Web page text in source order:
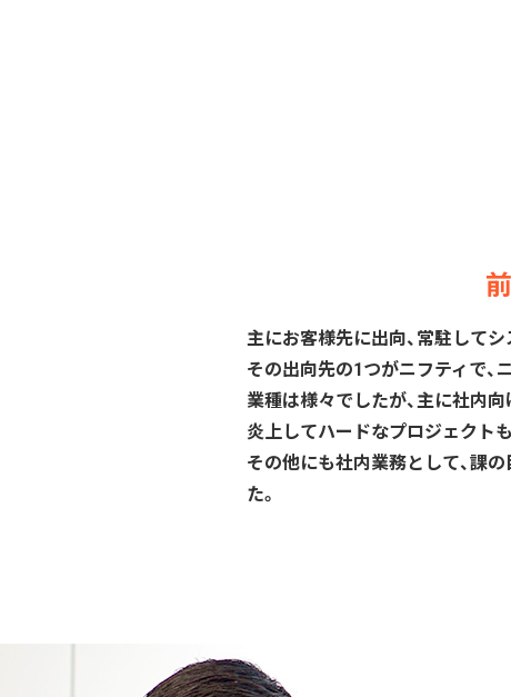
主にお客様先に出向、常駐して
その出向先の1つがニフティで、
業種は様々でしたが、主に社内
炎上してハードなプロジェクト
その他にも社内業務として、課
た。